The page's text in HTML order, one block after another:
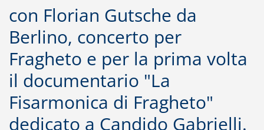
con Florian Gutsche da
Berlino, concerto per
Fragheto e per la prima volta
il documentario "La
Fisarmonica di Fragheto"
dedicato a Candido Gabrielli.